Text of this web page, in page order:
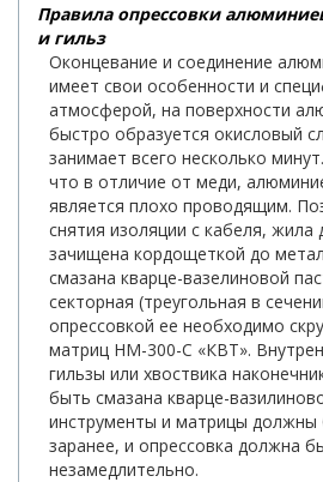
Правила опрессовки
и гильз
Оконцевание и соединение
имеет свои особенности и
атмосферой, на поверхности
быстро образуется окисловый
занимает всего несколько
что в отличие от меди,
является плохо проводящим.
снятия изоляции с кабеля,
зачищена кордощеткой до
смазана кварце-вазелиновой
секторная (треугольная в
опрессовкой ее необходимо
матриц НМ-300-С «КВТ».
гильзы или хвоствика
быть смазана кварце-
инструменты и матрицы должны
заранее, и опрессовка должна
незамедлительно.